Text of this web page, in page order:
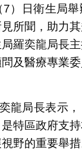
7）日衛生局
所聞，助力
羅奕龍局長
及醫療專業
龍局長表示
特區政府支
野的重要舉